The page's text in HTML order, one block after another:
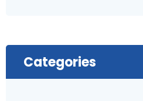
Categories